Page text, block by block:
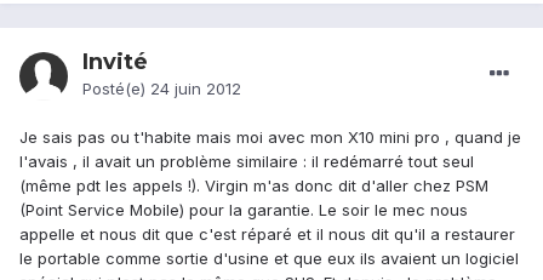
Invité
Posté(e) 24 juin 2012
Je sais pas ou t'habite mais moi avec mon X10 mini pro , quand je
l'avais , il avait un problème similaire : il redémarré tout seul
(même pdt les appels !). Virgin m'as donc dit d'aller chez PSM
(Point Service Mobile) pour la garantie. Le soir le mec nous
appelle et nous dit que c'est réparé et il nous dit qu'il a restaurer
le portable comme sortie d'usine et que eux ils avaient un logiciel